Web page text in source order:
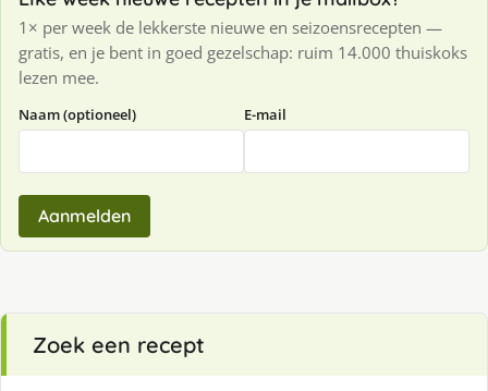
1× per week de lekkerste nieuwe en seizoensrecepten —
gratis, en je bent in goed gezelschap: ruim 14.000 thuiskoks
lezen mee.
Naam (optioneel) E-mail
Aanmelden
Zoek een recept